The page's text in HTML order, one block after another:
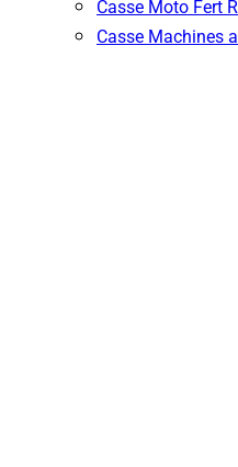
Casse Moto Fert
Casse Machines